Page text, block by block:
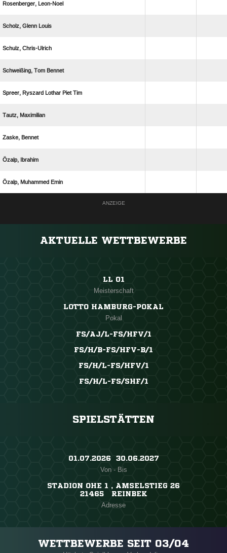
 
  
 
  
    
 
 
 
  
ANZEIGE
AKTUELLE WETTBEWERBE
LL 01
Meisterschaft
LOTTO HAMBURG-POKAL
Pokal
FS/AJ/L-FS/HFV/1
FS/H/B-FS/HFV-B/1
FS/H/L-FS/HFV/1
FS/H/L-FS/SHF/1
SPIELSTÄTTEN
01.07.2026 ​ 30.06.2027
Von - Bis
STADION OHE 1 , AMSELSTIEG 26
21465 REINBEK
Adresse
WETTBEWERBE SEIT 03/04